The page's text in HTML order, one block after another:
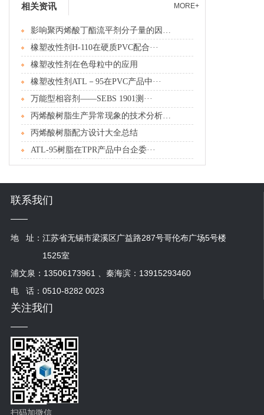
MORE+
相关资讯
影响聚丙烯酸丁酯流平剂分子量的因素分···
橡塑改性剂H-110在硬质PVC配合···
橡塑改性剂在色母粒中的应用
橡塑改性剂ATL－95在PVC产品中···
万能型相容剂――SEBS 1901测···
丙烯酸树脂生产异常现象的技术分析及处···
丙烯酸树脂配方设计大全总结
ATL-95树脂在TPR产品中台企委···
联系我们
地 址： 江苏省无锡市梁溪区广益路287号哥伦布广场5号楼
1525室
浦文泉：13506173961 、秦海滨：13915293460
电 话：0510-8282 0023
关注我们
扫码加微信